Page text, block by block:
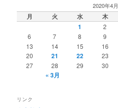
2020年4月
月 火 水 木
1
2
6 7 8 9
13
14 15 16
20
21 22 23
27 28 29 30
« 3月
リンク